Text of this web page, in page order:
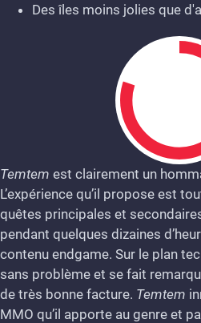
Des îles moins jolies que
8
Temtem est clairement un
L’expérience qu’il propose est
quêtes principales et
pendant quelques dizaines
contenu endgame. Sur le plan
sans problème et se fait
de très bonne facture. Temtem
MMO qu’il apporte au genre et